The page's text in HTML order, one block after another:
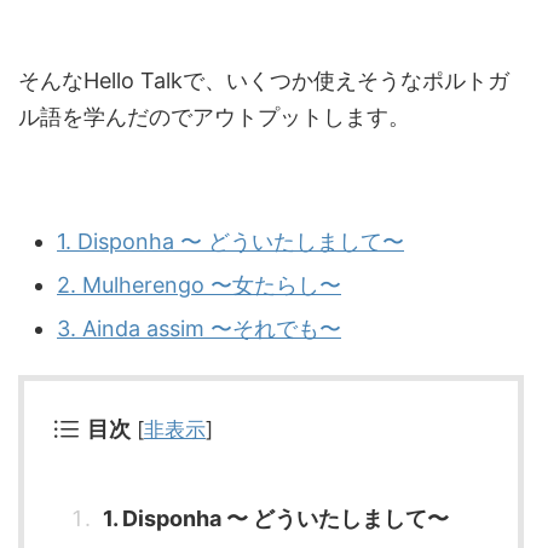
そんなHello Talkで、いくつか使えそうなポルトガ
ル語を学んだのでアウトプットします。
1. Disponha 〜 どういたしまして〜
2. Mulherengo 〜女たらし〜
3. Ainda assim 〜それでも〜
目次 [非表示]
1. Disponha 〜 どういたしまして〜